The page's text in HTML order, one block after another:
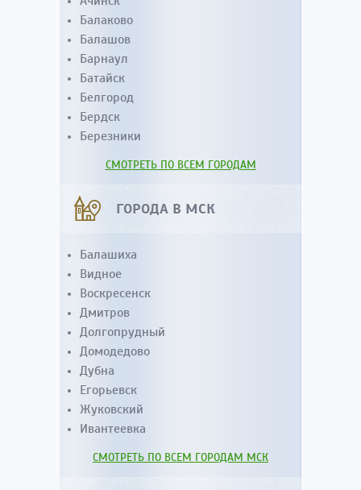
Балаково
Балашов
Барнаул
Батайск
Белгород
Бердск
Березники
СМОТРЕТЬ ПО ВСЕМ ГОРОДАМ
ГОРОДА В МСК
Балашиха
Видное
Воскресенск
Дмитров
Долгопрудный
Домодедово
Дубна
Егорьевск
Жуковский
Ивантеевка
СМОТРЕТЬ ПО ВСЕМ ГОРОДАМ МСК